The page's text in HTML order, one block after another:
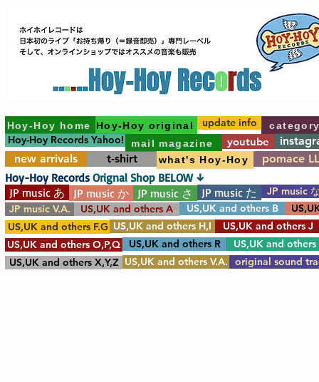
Hoy-Hoy home Hoy-Hoy original
Hoy-Hoy Records Yahoo! mail magazine youtube
new arrivals
t-shirt what's Hoy-Hoy pomace
update info
JP music あ JP music か JP music さ JP music た
JP music
JP music V.A.
US,UK and others A US,UK and others B
US,UK and others F.G US,UK and others H,I
US,UK and others J
US,UK and others O,P,Q
US,UK and others
US,UK and others R
US,UK and others X,Y,Z US,UK and others V.A. original sound
Hoy-Hoy Records Orignal Shop BELOW ↓